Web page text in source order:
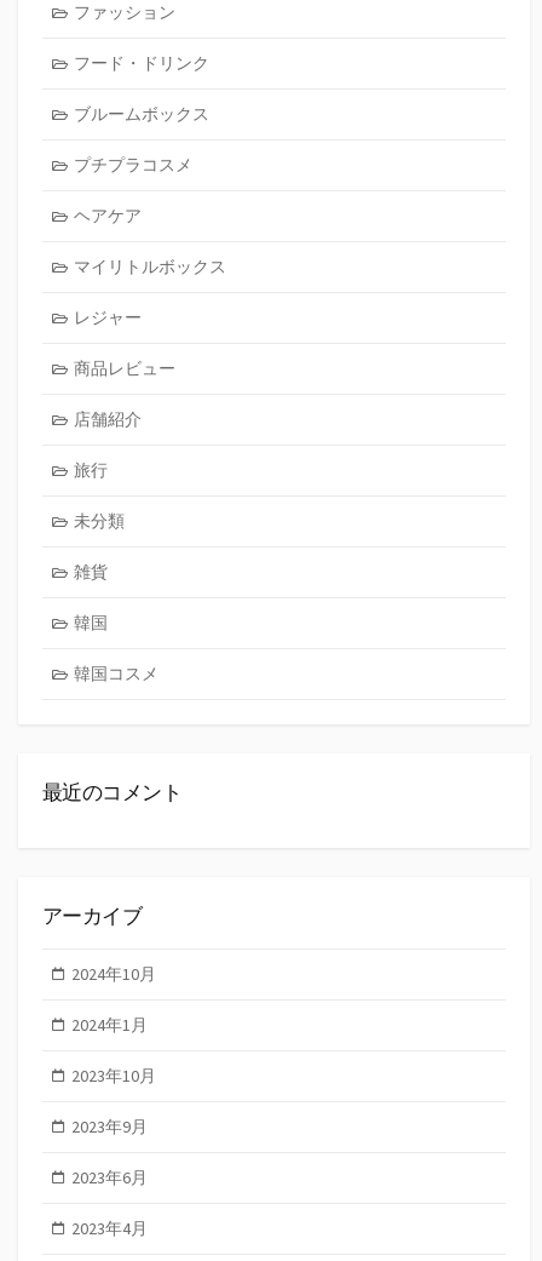
ファッション
フード・ドリンク
ブルームボックス
プチプラコスメ
ヘアケア
マイリトルボックス
レジャー
商品レビュー
店舗紹介
旅行
未分類
雑貨
韓国
韓国コスメ
最近のコメント
アーカイブ
2024年10月
2024年1月
2023年10月
2023年9月
2023年6月
2023年4月